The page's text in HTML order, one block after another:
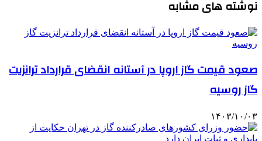
نوشته های مشابه
صعود قیمت گاز اروپا در آستانه انقضای قرارداد ترانزیت
گاز روسیه
۱۴۰۳/۱۰/۰۳